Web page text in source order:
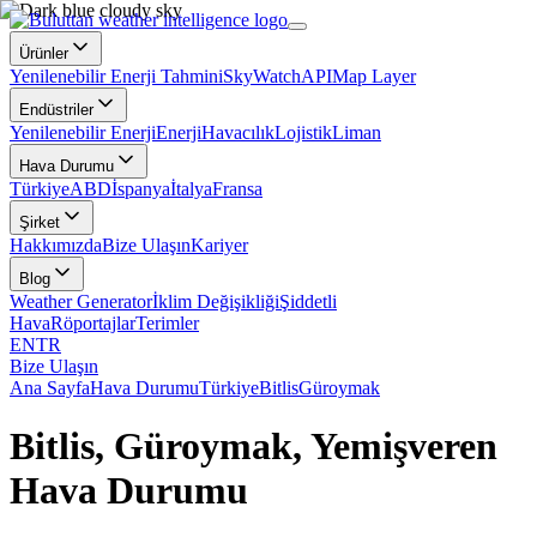
Ürünler
Yenilenebilir Enerji TahminiSkyWatchAPIMap Layer
Endüstriler
Yenilenebilir EnerjiEnerjiHavacılıkLojistikLiman
Hava Durumu
TürkiyeABDİspanyaİtalyaFransa
Şirket
HakkımızdaBize UlaşınKariyer
Blog
Weather Generatorİklim DeğişikliğiŞiddetli
HavaRöportajlarTerimler
ENTR
Bize Ulaşın
Ana SayfaHava DurumuTürkiyeBitlisGüroymak
Bitlis, Güroymak, Yemişveren
Hava Durumu